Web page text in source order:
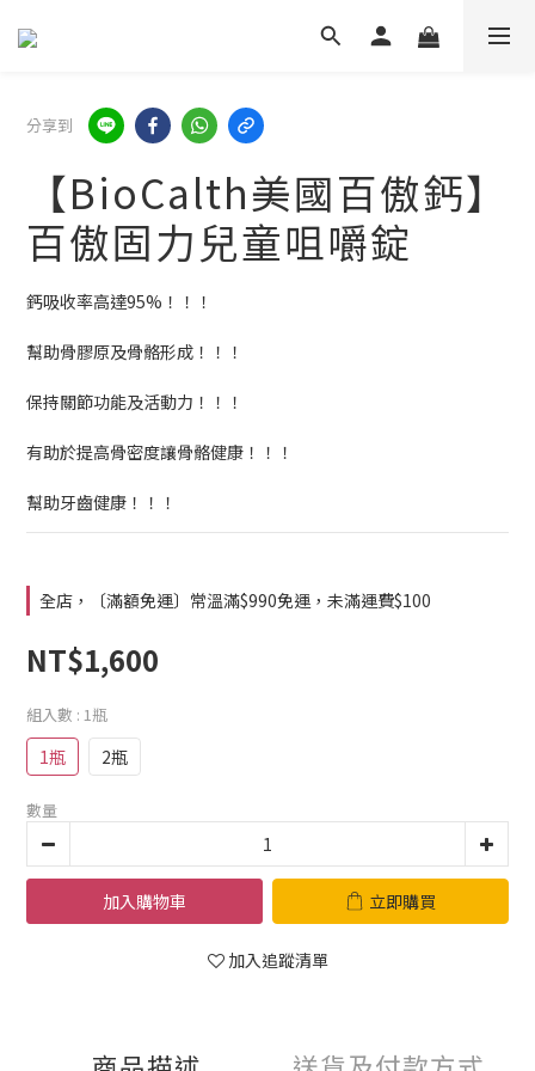
分享到
【BioCalth美國百傲鈣】
百傲固力兒童咀嚼錠
鈣吸收率高達95%！！！
幫助骨膠原及骨骼形成！！！
保持關節功能及活動力！！！
有助於提高骨密度讓骨骼健康！！！
幫助牙齒健康！！！
全店，〔滿額免運〕常溫滿$990免運，未滿運費$100
NT$1,600
組入數 : 1瓶
1瓶 2瓶
數量
加入購物車 立即購買
加入追蹤清單